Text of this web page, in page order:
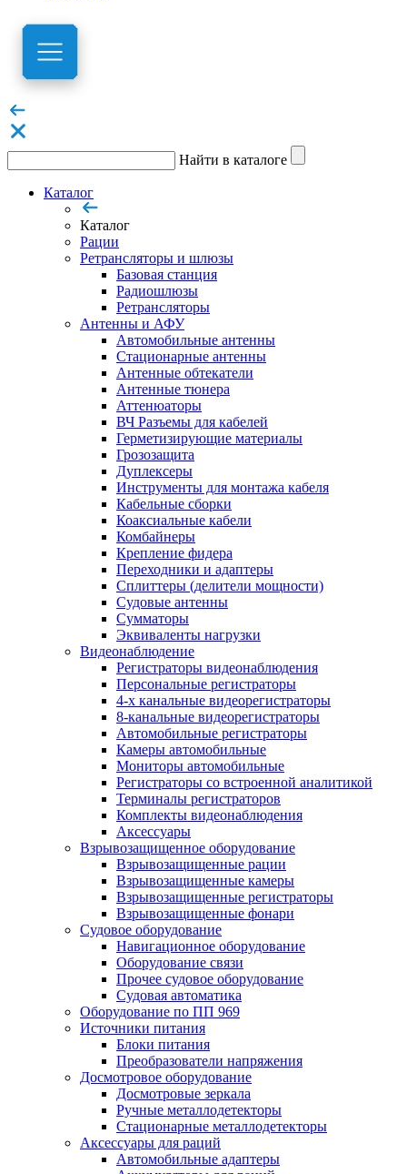
Найти в каталоге
Каталог
Каталог
Рации
Ретрансляторы и шлюзы
Базовая станция
Радиошлюзы
Ретрансляторы
Антенны и АФУ
Автомобильные антенны
Стационарные антенны
Антенные обтекатели
Антенные тюнера
Аттенюаторы
ВЧ Разъемы для кабелей
Герметизирующие материалы
Грозозащита
Дуплексеры
Инструменты для монтажа кабеля
Кабельные сборки
Коаксиальные кабели
Комбайнеры
Крепление фидера
Переходники и адаптеры
Сплиттеры (делители мощности)
Судовые антенны
Сумматоры
Эквиваленты нагрузки
Видеонаблюдение
Регистраторы видеонаблюдения
Персональные регистраторы
4-х канальные видеорегистраторы
8-канальные видеорегистраторы
Автомобильные регистраторы
Камеры автомобильные
Мониторы автомобильные
Регистраторы со встроенной аналитикой
Терминалы регистраторов
Комплекты видеонаблюдения
Аксессуары
Взрывозащищенное оборудование
Взрывозащищенные рации
Взрывозащищенные камеры
Взрывозащищенные регистраторы
Взрывозащищенные фонари
Судовое оборудование
Навигационное оборудование
Оборудование связи
Прочее судовое оборудование
Судовая автоматика
Оборудование по ПП 969
Источники питания
Блоки питания
Преобразователи напряжения
Досмотровое оборудование
Досмотровые зеркала
Ручные металлодетекторы
Стационарные металлодетекторы
Аксессуары для раций
Автомобильные адаптеры